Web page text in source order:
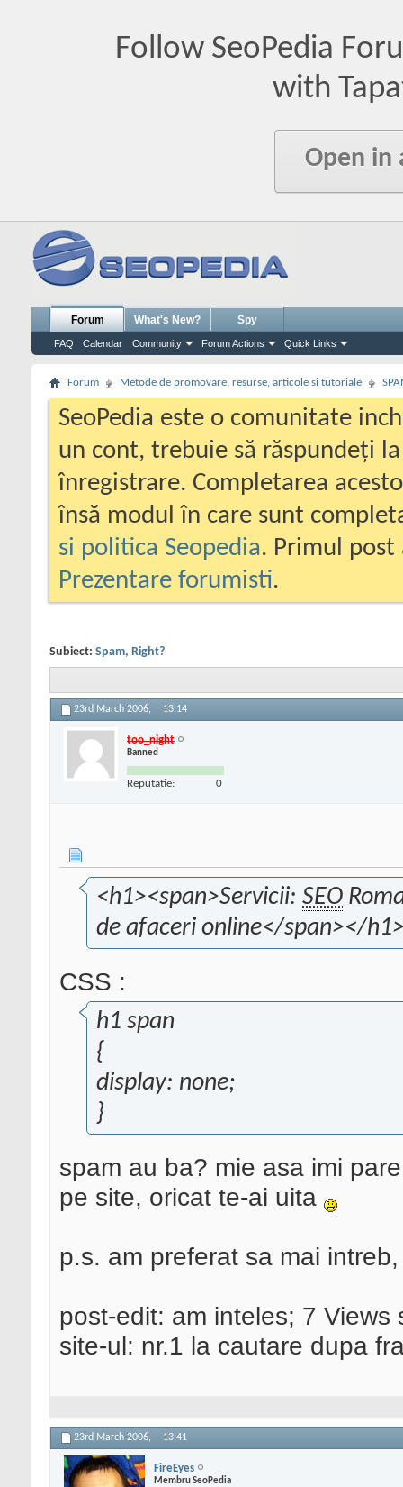
Follow SeoPedia
with
Open in
Forum
FAQ Calendar Community Forum Actions Quick Links
What's New? Spy
Forum Metode de promovare, resurse, articole si tutoriale
SeoPedia este o comunitate
un cont, trebuie să răspundeți
înregistrare. Completarea
însă modul în care sunt
si politica Seopedia. Primul
Prezentare forumisti.
Subiect: Spam, Right?
23rd March 2006, 13:14
too_night
Banned
Reputatie: 0
<h1><span>Servicii: SEO
de afaceri online</span></
CSS :
h1 span
{
display: none;
}
spam au ba? mie asa imi
pe site, oricat te-ai uita
p.s. am preferat sa mai
post-edit: am inteles; 7 Views
site-ul: nr.1 la cautare dupa
23rd March 2006, 13:41
FireEyes
Membru SeoPedia